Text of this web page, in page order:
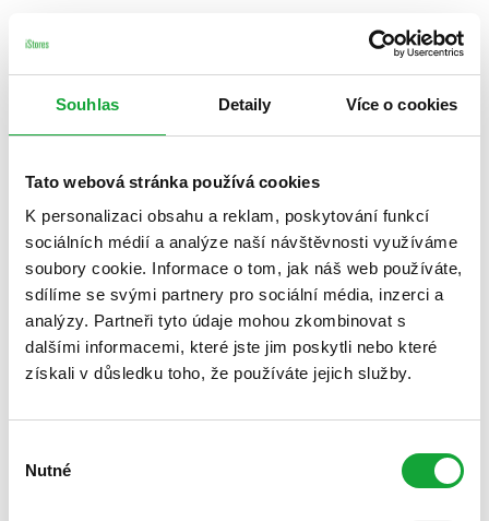
Souhlas Detaily Více o cookies
Tato webová stránka používá cookies
K personalizaci obsahu a reklam, poskytování funkcí
sociálních médií a analýze naší návštěvnosti využíváme
soubory cookie. Informace o tom, jak náš web používáte,
sdílíme se svými partnery pro sociální média, inzerci a
analýzy. Partneři tyto údaje mohou zkombinovat s
dalšími informacemi, které jste jim poskytli nebo které
získali v důsledku toho, že používáte jejich služby.
souhlasu
Nutné